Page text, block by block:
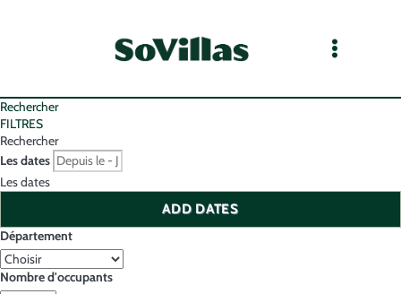
Rechercher
FILTRES
Rechercher
Les dates
Les dates
ADD DATES
Département
Nombre d'occupants